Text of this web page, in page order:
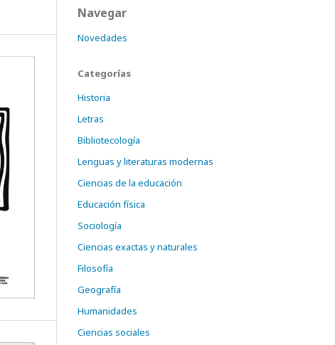
Navegar
Novedades
Categorías
Historia
Letras
Bibliotecología
Lenguas y literaturas modernas
Ciencias de la educación
Educación física
Sociología
Ciencias exactas y naturales
Filosofía
Geografía
Humanidades
Ciencias sociales